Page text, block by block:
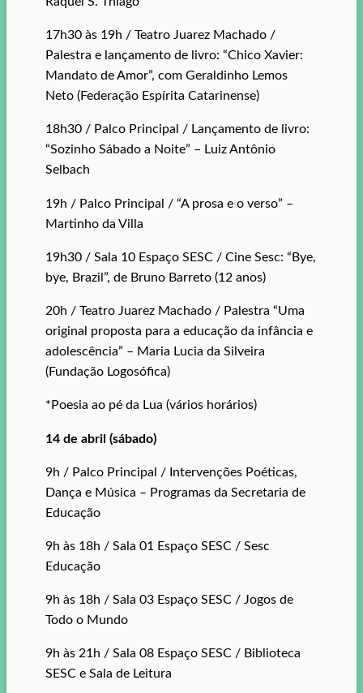
17h30 às 19h / Teatro Juarez Machado /
Palestra e lançamento de livro: “Chico Xavier:
Mandato de Amor”, com Geraldinho Lemos
Neto (Federação Espírita Catarinense)
18h30 / Palco Principal / Lançamento de livro:
“Sozinho Sábado a Noite” – Luiz Antônio
Selbach
19h / Palco Principal / “A prosa e o verso” –
Martinho da Villa
19h30 / Sala 10 Espaço SESC / Cine Sesc: “Bye,
bye, Brazil”, de Bruno Barreto (12 anos)
20h / Teatro Juarez Machado / Palestra “Uma
original proposta para a educação da infância e
adolescência” – Maria Lucia da Silveira
(Fundação Logosófica)
*Poesia ao pé da Lua (vários horários)
14 de abril (sábado)
9h / Palco Principal / Intervenções Poéticas,
Dança e Música – Programas da Secretaria de
Educação
9h às 18h / Sala 01 Espaço SESC / Sesc
Educação
9h às 18h / Sala 03 Espaço SESC / Jogos de
Todo o Mundo
9h às 21h / Sala 08 Espaço SESC / Biblioteca
SESC e Sala de Leitura